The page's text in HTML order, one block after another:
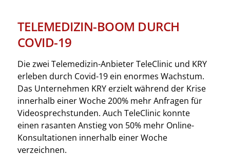
TELEMEDIZIN-BOOM DURCH
COVID-19
Die zwei Telemedizin-Anbieter TeleClinic und KRY
erleben durch Covid-19 ein enormes Wachstum.
Das Unternehmen KRY erzielt während der Krise
innerhalb einer Woche 200% mehr Anfragen für
Videosprechstunden. Auch TeleClinic konnte
einen rasanten Anstieg von 50% mehr Online-
Konsultationen innerhalb einer Woche
verzeichnen.